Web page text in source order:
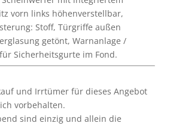
vorn links höhenverstellbar,
Stoff, Türgriffe außen
getönt, Warnanlage /
Sicherheitsgurte im Fond.
und Irrtümer für dieses Angebot
vorbehalten.
sind einzig und allein die